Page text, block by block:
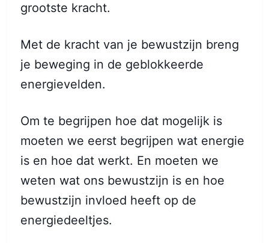
grootste kracht.
Met de kracht van je bewustzijn breng
je beweging in de geblokkeerde
energievelden.
Om te begrijpen hoe dat mogelijk is
moeten we eerst begrijpen wat energie
is en hoe dat werkt. En moeten we
weten wat ons bewustzijn is en hoe
bewustzijn invloed heeft op de
energiedeeltjes.